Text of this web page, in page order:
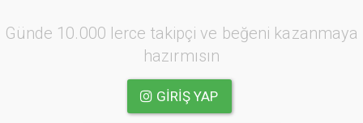
Günde 10.000 lerce takipçi ve beğeni kazanmaya
hazırmısın
GIRIŞ YAP